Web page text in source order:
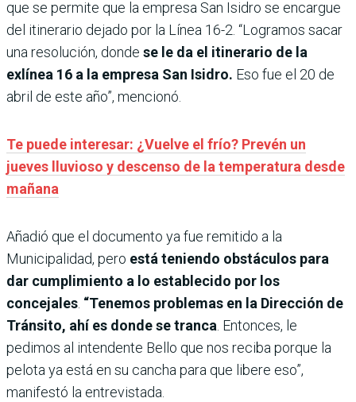
que se permite que la empresa San Isidro se encargue
del itinerario dejado por la Línea 16-2. “Logramos sacar
una resolución, donde se le da el itinerario de la
exlínea 16 a la empresa San Isidro. Eso fue el 20 de
abril de este año”, mencionó.
Te puede interesar: ¿Vuelve el frío? Prevén un
jueves lluvioso y descenso de la temperatura desde
mañana
Añadió que el documento ya fue remitido a la
Municipalidad, pero está teniendo obstáculos para
dar cumplimiento a lo establecido por los
concejales “Tenemos problemas en la Dirección de
Tránsito, ahí es donde se tranca . Entonces, le
pedimos al intendente Bello que nos reciba porque la
pelota ya está en su cancha para que libere eso”,
manifestó la entrevistada.